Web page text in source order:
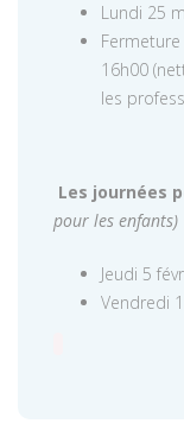
Lundi 25
16h00
les
Les journées
pour les enfants)
Jeudi 5
Vendredi